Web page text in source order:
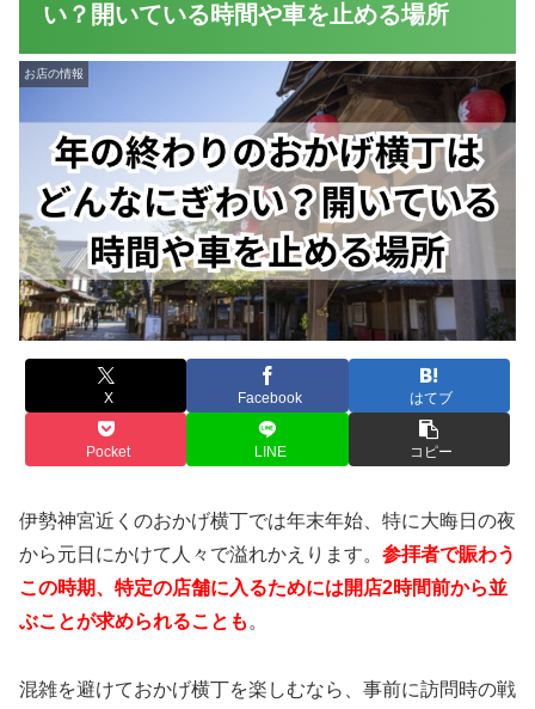
い？開いている時間や車を止める場所
お店の情報
X Facebook はてブ
Pocket LINE コピー
伊勢神宮近くのおかげ横丁では年末年始、特に大晦日の夜
から元日にかけて人々で溢れかえります。 参拝者で賑わう
この時期、特定の店舗に入るためには開店2時間前から並
ぶことが求められることも 。
混雑を避けておかげ横丁を楽しむなら、事前に訪問時の戦